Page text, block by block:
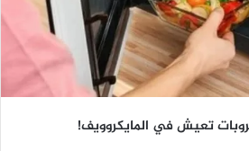
تعيش في المايكروويف!